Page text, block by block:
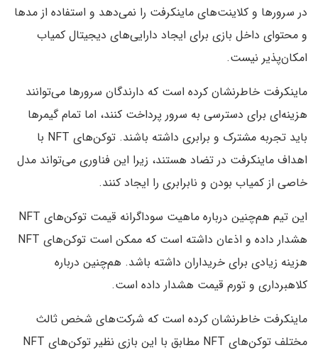
در سرورها و کلاینت‌های ماینکرفت را نمی‌دهد و استفاده از مدها
و محتوای داخل بازی برای ایجاد دارایی‌های دیجیتال کمیاب
امکان‌پذیر نیست.
ماینکرفت خاطرنشان کرده است که دارندگان سرورها می‌توانند
هزینه‌ای برای دسترسی به سرور پرداخت کنند، اما تمام گیمرها
باید تجربه مشترک و برابری داشته باشند. توکن‌های NFT با
اهداف ماینکرفت در تضاد هستند، زیرا این فناوری می‌تواند مدل
خاصی از کمیاب بودن و نابرابری را ایجاد کنند.
این تیم هم‌چنین درباره ماهیت سوداگرانه قیمت توکن‌های NFT
هشدار داده و اذعان داشته است که ممکن است توکن‌های NFT
هزینه زیادی برای خریداران داشته باشد. هم‌چنین درباره
کلاهبرداری و تورم قیمت هشدار داده است.
ماینکرفت خاطرنشان کرده است که شرکت‌های شخص ثالث
مختلف توکن‌های NFT مطابق با این بازی نظیر توکن‌های NFT